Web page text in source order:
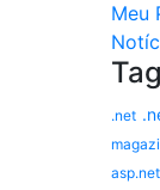
Meu
.net